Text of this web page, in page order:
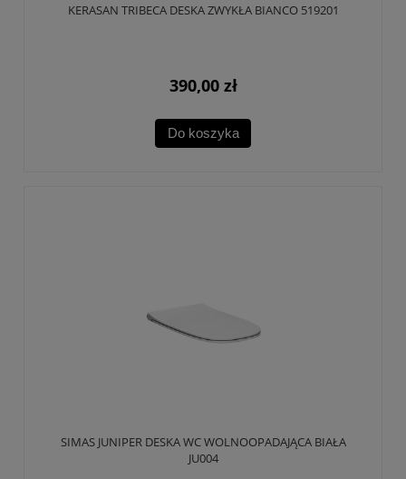
KERASAN TRIBECA DESKA ZWYKŁA BIANCO 519201
390,00 zł
Do koszyka
SIMAS JUNIPER DESKA WC WOLNOOPADAJĄCA BIAŁA
JU004